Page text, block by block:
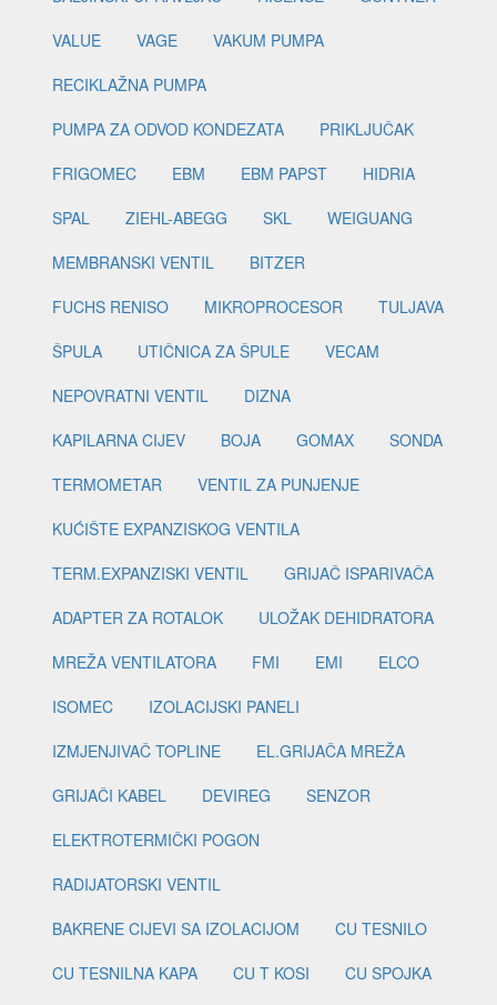
VALUE
VAGE
VAKUM PUMPA
RECIKLAŽNA PUMPA
PUMPA ZA ODVOD KONDEZATA
PRIKLJUČAK
FRIGOMEC
EBM EBM PAPST
HIDRIA
SPAL
ZIEHL-ABEGG SKL
WEIGUANG
MEMBRANSKI VENTIL
BITZER
FUCHS RENISO
MIKROPROCESOR
TULJAVA
ŠPULA
UTIČNICA ZA ŠPULE
VECAM
NEPOVRATNI VENTIL
DIZNA
KAPILARNA CIJEV
BOJA GOMAX
SONDA
TERMOMETAR
VENTIL ZA PUNJENJE
KUĆIŠTE EXPANZISKOG VENTILA
TERM.EXPANZISKI VENTIL
GRIJAČ ISPARIVAČA
ADAPTER ZA ROTALOK
ULOŽAK DEHIDRATORA
MREŽA VENTILATORA
FMI EMI
ELCO
ISOMEC
IZOLACIJSKI PANELI
IZMJENJIVAČ TOPLINE
EL.GRIJAČA MREŽA
GRIJAČI KABEL
DEVIREG
SENZOR
ELEKTROTERMIČKI POGON
RADIJATORSKI VENTIL
BAKRENE CIJEVI SA IZOLACIJOM
CU TESNILO
CU TESNILNA KAPA
CU T KOSI
CU SPOJKA